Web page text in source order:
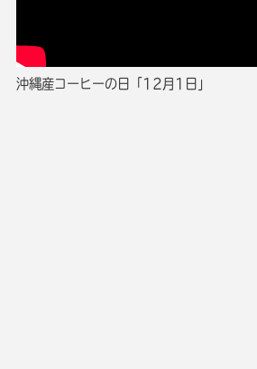
沖縄産コーヒーの日「12月1日」